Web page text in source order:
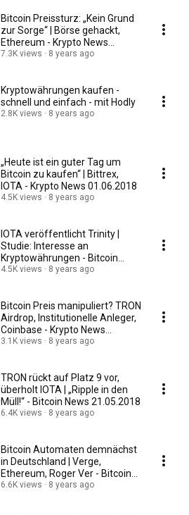
Bitcoin Preissturz: „Kein Grund
zur Sorge“ | Börse gehackt,
Ethereum - Krypto News
11.06.2018
7.3K views 8 years ago
Kryptowährungen kaufen -
schnell und einfach - mit Hodly
2.8K views 8 years ago
„Heute ist ein guter Tag um
Bitcoin zu kaufen“ | Bittrex,
IOTA - Krypto News 01.06.2018
4.5K views 8 years ago
IOTA veröffentlicht Trinity |
Studie: Interesse an
Kryptowährungen - Bitcoin
News 30.05.2018
4.5K views 8 years ago
Bitcoin Preis manipuliert? TRON
Airdrop, Institutionelle Anleger,
Coinbase - Krypto News
25.05.2018
3.1K views 8 years ago
TRON rückt auf Platz 9 vor,
überholt IOTA | „Ripple in den
Müll!“ - Bitcoin News 21.05.2018
6.4K views 8 years ago
Bitcoin Automaten demnächst
in Deutschland | Verge,
Ethereum, Roger Ver - Bitcoin
News 14.05.2018
6.6K views 8 years ago